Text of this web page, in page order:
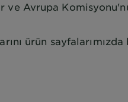
ve Avrupa
ürün sayfalarımızda